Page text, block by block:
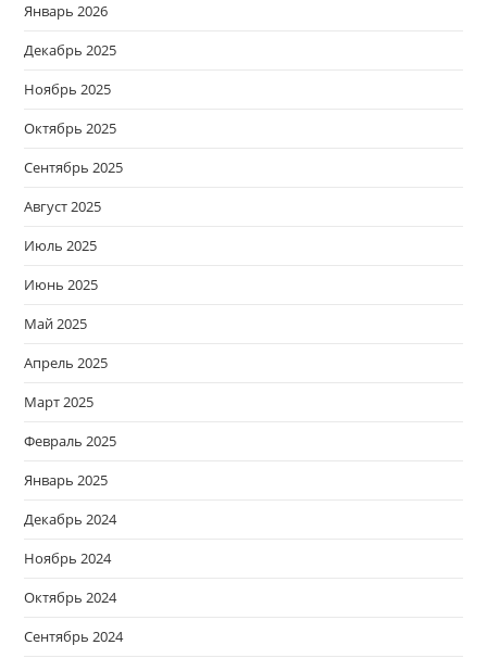
Январь 2026
Декабрь 2025
Ноябрь 2025
Октябрь 2025
Сентябрь 2025
Август 2025
Июль 2025
Июнь 2025
Май 2025
Апрель 2025
Март 2025
Февраль 2025
Январь 2025
Декабрь 2024
Ноябрь 2024
Октябрь 2024
Сентябрь 2024